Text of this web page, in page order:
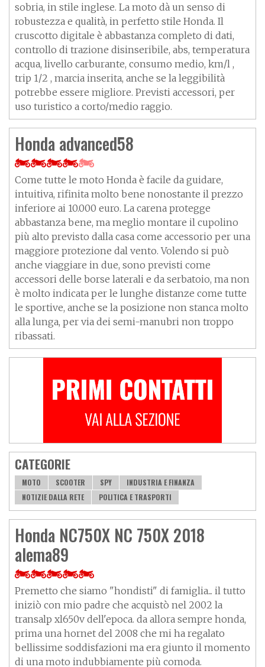
sobria, in stile inglese. La moto dà un senso di
robustezza e qualità, in perfetto stile Honda. Il
cruscotto digitale è abbastanza completo di dati,
controllo di trazione disinseribile, abs, temperatura
acqua, livello carburante, consumo medio, km/l ,
trip 1/2 , marcia inserita, anche se la leggibilità
potrebbe essere migliore. Previsti accessori, per
uso turistico a corto/medio raggio.
Honda advanced58
Come tutte le moto Honda è facile da guidare,
intuitiva, rifinita molto bene nonostante il prezzo
inferiore ai 10.000 euro. La carena protegge
abbastanza bene, ma meglio montare il cupolino
più alto previsto dalla casa come accessorio per una
maggiore protezione dal vento. Volendo si può
anche viaggiare in due, sono previsti come
accessori delle borse laterali e da serbatoio, ma non
è molto indicata per le lunghe distanze come tutte
le sportive, anche se la posizione non stanca molto
alla lunga, per via dei semi-manubri non troppo
ribassati.
CATEGORIE
MOTO SCOOTER SPY
INDUSTRIA E FINANZA
NOTIZIE DALLA RETE
POLITICA E TRASPORTI
Honda NC750X NC 750X 2018
alema89
Premetto che siamo "hondisti" di famiglia... il tutto
iniziò con mio padre che acquistò nel 2002 la
transalp xl650v dell'epoca. da allora sempre honda,
prima una hornet del 2008 che mi ha regalato
bellissime soddisfazioni ma era giunto il momento
di una moto indubbiamente più comoda.